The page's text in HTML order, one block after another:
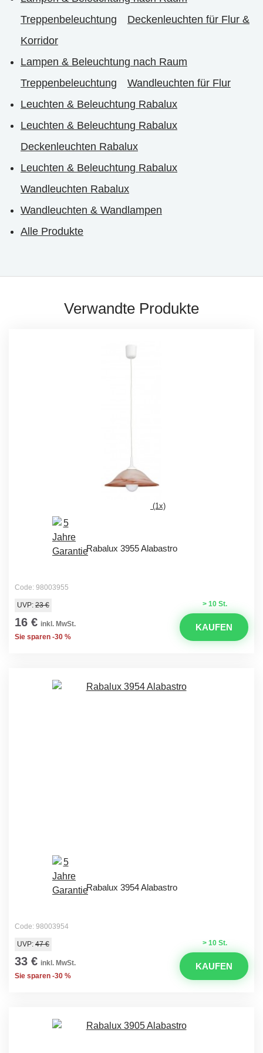
Treppenbeleuchtung
Deckenleuchten für Flur &
Korridor
Lampen & Beleuchtung nach Raum
Treppenbeleuchtung
Wandleuchten für Flur
Leuchten & Beleuchtung Rabalux
Leuchten & Beleuchtung Rabalux
Deckenleuchten Rabalux
Leuchten & Beleuchtung Rabalux
Wandleuchten Rabalux
Wandleuchten & Wandlampen
Alle Produkte
Verwandte Produkte
(1x)
Rabalux 3955 Alabastro
Code: 98003955
> 10 St.
UVP: 23 €
16 € inkl. MwSt.
Sie sparen -30 %
KAUFEN
Rabalux 3954 Alabastro
Code: 98003954
> 10 St.
UVP: 47 €
33 € inkl. MwSt.
Sie sparen -30 %
KAUFEN